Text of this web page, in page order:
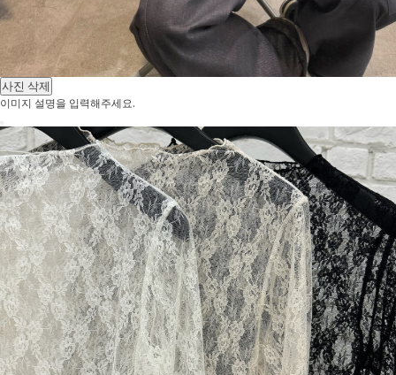
사진 삭제
이미지 설명을 입력해주세요.